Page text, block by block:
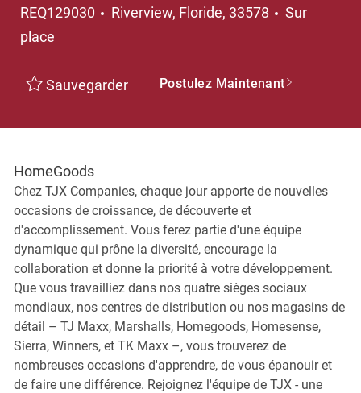
REQ129030
Emplacement
Riverview, Floride, 33578
Sur
place
Sauvegarder Postulez Maintenant
HomeGoods
Chez TJX Companies, chaque jour apporte de nouvelles
occasions de croissance, de découverte et
d'accomplissement. Vous ferez partie d'une équipe
dynamique qui prône la diversité, encourage la
collaboration et donne la priorité à votre développement.
Que vous travailliez dans nos quatre sièges sociaux
mondiaux, nos centres de distribution ou nos magasins de
détail – TJ Maxx, Marshalls, Homegoods, Homesense,
Sierra, Winners, et TK Maxx –, vous trouverez de
nombreuses occasions d'apprendre, de vous épanouir et
de faire une différence. Rejoignez l'équipe de TJX - une